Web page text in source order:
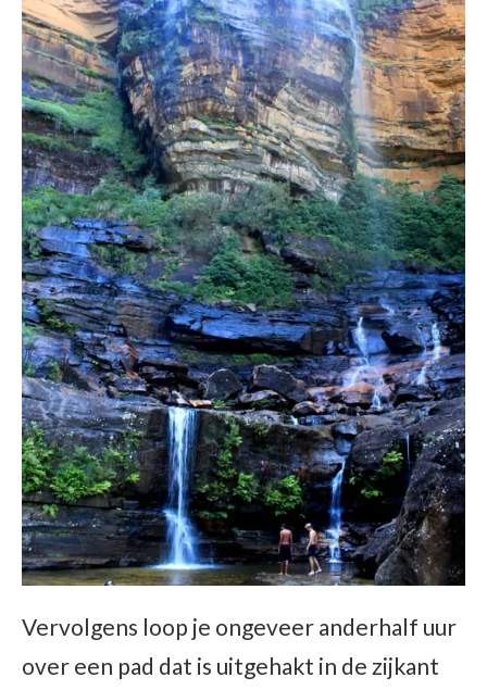
Vervolgens loop je ongeveer anderhalf uur
over een pad dat is uitgehakt in de zijkant